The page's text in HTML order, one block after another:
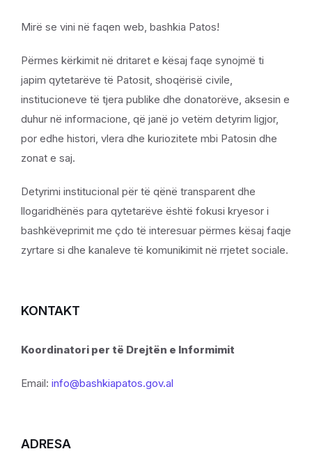
Mirë se vini në faqen web, bashkia Patos!
Përmes kërkimit në dritaret e kësaj faqe synojmë ti
japim qytetarëve të Patosit, shoqërisë civile,
institucioneve të tjera publike dhe donatorëve, aksesin e
duhur në informacione, që janë jo vetëm detyrim ligjor,
por edhe histori, vlera dhe kuriozitete mbi Patosin dhe
zonat e saj.
Detyrimi institucional për të qënë transparent dhe
llogaridhënës para qytetarëve është fokusi kryesor i
bashkëveprimit me çdo të interesuar përmes kësaj faqje
zyrtare si dhe kanaleve të komunikimit në rrjetet sociale.
KONTAKT
Koordinatori per të Drejtën e Informimit
Email: info@bashkiapatos.gov.al
ADRESA